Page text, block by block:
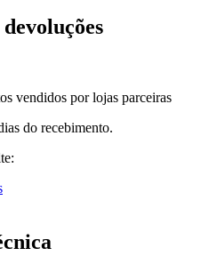
vendidos por lojas parceiras
do recebimento.